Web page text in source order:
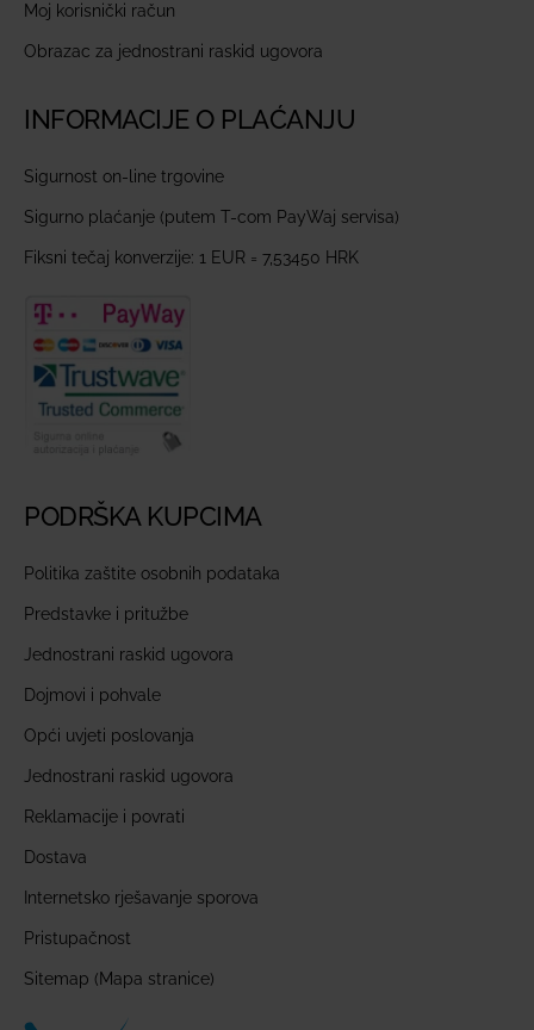
Moj korisnički račun
Obrazac za jednostrani raskid ugovora
INFORMACIJE O PLAĆANJU
Sigurnost on-line trgovine
Sigurno plaćanje (putem T-com PayWaj servisa)
Fiksni tečaj konverzije: 1 EUR = 7,53450 HRK
PODRŠKA KUPCIMA
Politika zaštite osobnih podataka
Predstavke i pritužbe
Jednostrani raskid ugovora
Dojmovi i pohvale
Opći uvjeti poslovanja
Jednostrani raskid ugovora
Reklamacije i povrati
Dostava
Internetsko rješavanje sporova
Pristupačnost
Sitemap (Mapa stranice)